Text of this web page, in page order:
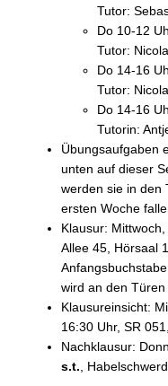
Tutor:
Do 10-12
Tutor:
Do 14-16
Tutor:
Do 14-16
Tutorin:
Übungsaufgaben
unten auf dieser
werden sie in den
ersten Woche
Klausur: Mittwoch,
Allee 45, Hörsaal
wird an den
Klausureinsicht:
16:30 Uhr, SR
Nachklausur:
s.t.,